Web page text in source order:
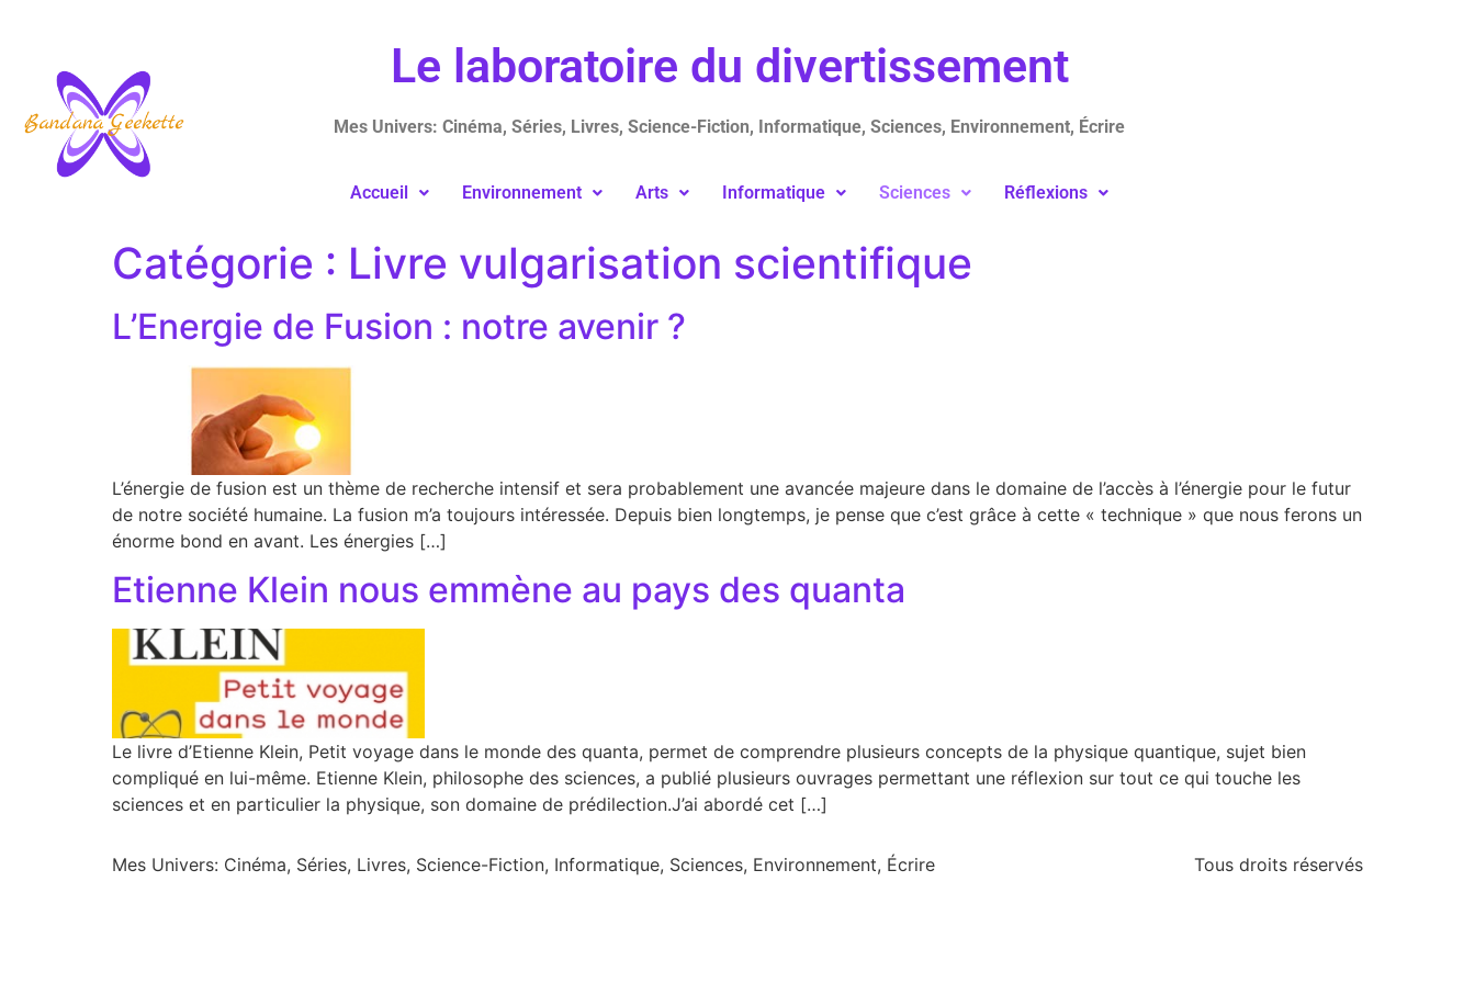
Le laboratoire du divertissement
Mes Univers: Cinéma, Séries, Livres, Science-Fiction, Informatique, Sciences, Environnement, Écrire
Accueil Environnement Arts Informatique Sciences Réflexions
Catégorie : Livre vulgarisation scientifique
L’Energie de Fusion : notre avenir ?
L’énergie de fusion est un thème de recherche intensif et sera probablement une avancée majeure dans le domaine de l’accès à l’énergie pour le futur
de notre société humaine. La fusion m’a toujours intéressée. Depuis bien longtemps, je pense que c’est grâce à cette « technique » que nous ferons un
énorme bond en avant. Les énergies […]
Etienne Klein nous emmène au pays des quanta
Le livre d’Etienne Klein, Petit voyage dans le monde des quanta, permet de comprendre plusieurs concepts de la physique quantique, sujet bien
compliqué en lui-même. Etienne Klein, philosophe des sciences, a publié plusieurs ouvrages permettant une réflexion sur tout ce qui touche les
sciences et en particulier la physique, son domaine de prédilection.J’ai abordé cet […]
Mes Univers: Cinéma, Séries, Livres, Science-Fiction, Informatique, Sciences, Environnement, Écrire Tous droits réservés